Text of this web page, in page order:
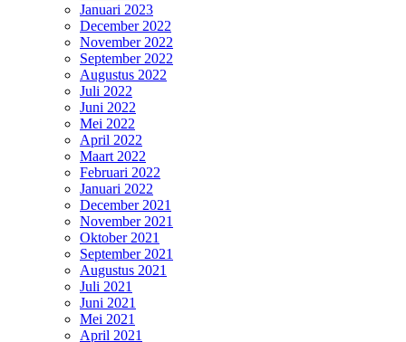
Januari 2023
December 2022
November 2022
September 2022
Augustus 2022
Juli 2022
Juni 2022
Mei 2022
April 2022
Maart 2022
Februari 2022
Januari 2022
December 2021
November 2021
Oktober 2021
September 2021
Augustus 2021
Juli 2021
Juni 2021
Mei 2021
April 2021